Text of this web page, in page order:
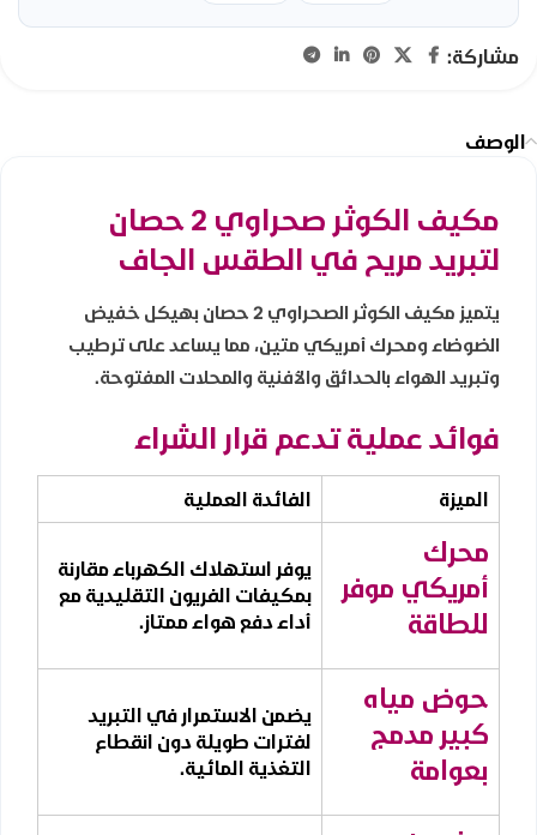
مشاركة:
الوصف
مكيف الكوثر صحراوي 2 حصان
لتبريد مريح في الطقس الجاف
يتميز مكيف الكوثر الصحراوي 2 حصان بهيكل خفيض
الضوضاء ومحرك أمريكي متين، مما يساعد على ترطيب
وتبريد الهواء بالحدائق والأفنية والمحلات المفتوحة.
فوائد عملية تدعم قرار الشراء
الميزة الفائدة العملية
محرك
أمريكي موفر
للطاقة
يوفر استهلاك الكهرباء مقارنة
بمكيفات الفريون التقليدية مع
أداء دفع هواء ممتاز.
حوض مياه
كبير مدمج
بعوامة
يضمن الاستمرار في التبريد
لفترات طويلة دون انقطاع
التغذية المائية.